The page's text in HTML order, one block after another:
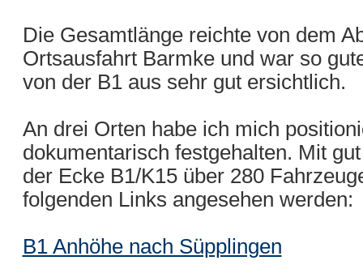
Die Gesamtlänge reichte von dem
Ortsausfahrt Barmke und war so
von der B1 aus sehr gut ersichtlich.
An drei Orten habe ich mich
dokumentarisch festgehalten. Mit
der Ecke B1/K15 über 280
folgenden Links angesehen werden:
B1 Anhöhe nach Süpplingen